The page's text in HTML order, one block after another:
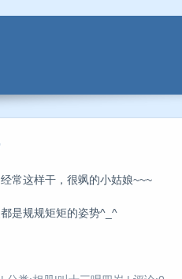
常这样干，很飒的小姑娘~~~
是规规矩矩的姿势^_^